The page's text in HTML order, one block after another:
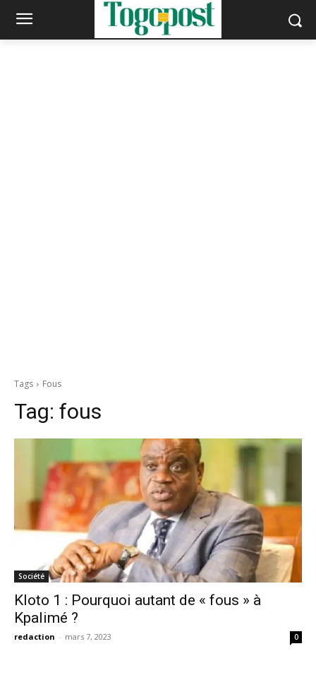
Tags Fous
Tag: fous
Société
Kloto 1 : Pourquoi autant de « fous » à
Kpalimé ?
redaction - mars 7, 2023 0